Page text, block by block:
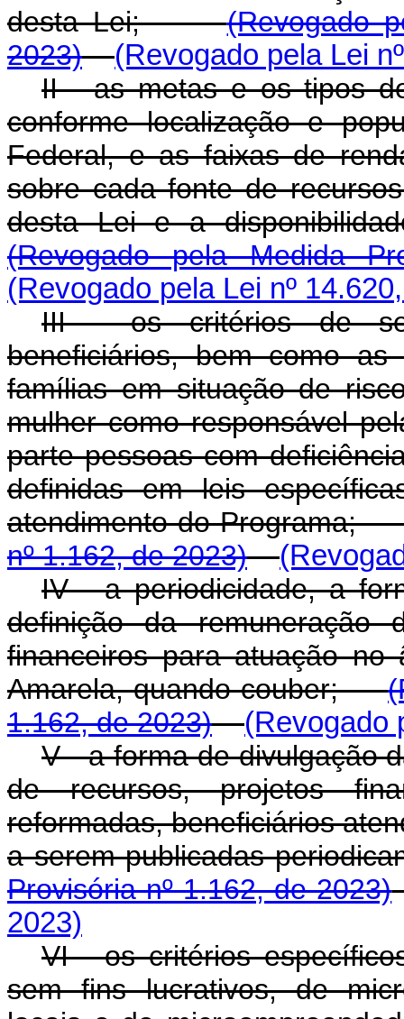
desta Lei;(Revogado
2023)
(Revogado pela Lei
II - as metas e os tipos
conforme localização e
Federal, e as faixas de
sobre cada fonte de
desta Lei e a
(Revogado pela Medida
(Revogado pela Lei nº
III - os critérios de
beneficiários, bem como
famílias em situação de
mulher como responsável
parte pessoas com
definidas em leis
atendimento do
nº 1.162, de 2023)
IV - a periodicidade, a
definição da remuneração
financeiros para atuação
Amarela, quando couber;
1.162, de 2023)
(Revogado
V - a forma de divulgação
de recursos, projetos
reformadas, beneficiários
a serem publicadas
Provisória nº 1.162, de 2023)
2023)
VI - os critérios
sem fins lucrativos, de